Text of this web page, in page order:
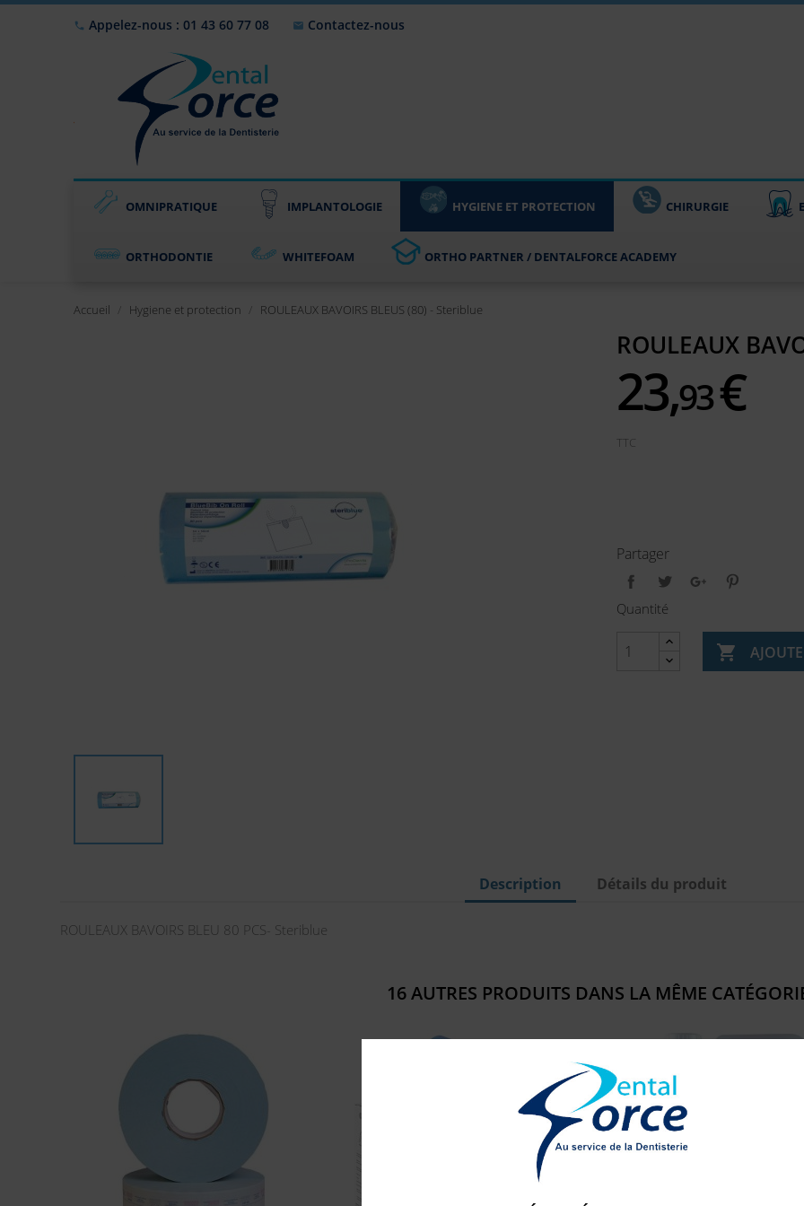
 Appelez-nous : 01 43 60 77 08  Contactez-nous
OMNIPRATIQUE IMPLANTOLOGIE HYGIENE ET PROTECTION CHIRURGIE
ORTHODONTIE WHITEFOAM ORTHO PARTNER / DENTALFORCE ACADEMY
Accueil Hygiene et protection ROULEAUX BAVOIRS BLEUS (80) - Steriblue
ROULEAUX
23,93€
TTC
Partager
Quantité

Description Détails du produit
ROULEAUX BAVOIRS BLEU 80 PCS- Steriblue
16 AUTRES PRODUITS DANS LA MÊME